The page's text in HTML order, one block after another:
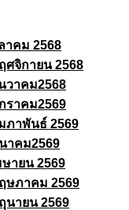
าคม 2568
ศจิกายน 2568
วาคม2568
ราคม2569
ภาพันธ์ 2569
าคม2569
ษายน 2569
ษภาคม 2569
นายน 2569